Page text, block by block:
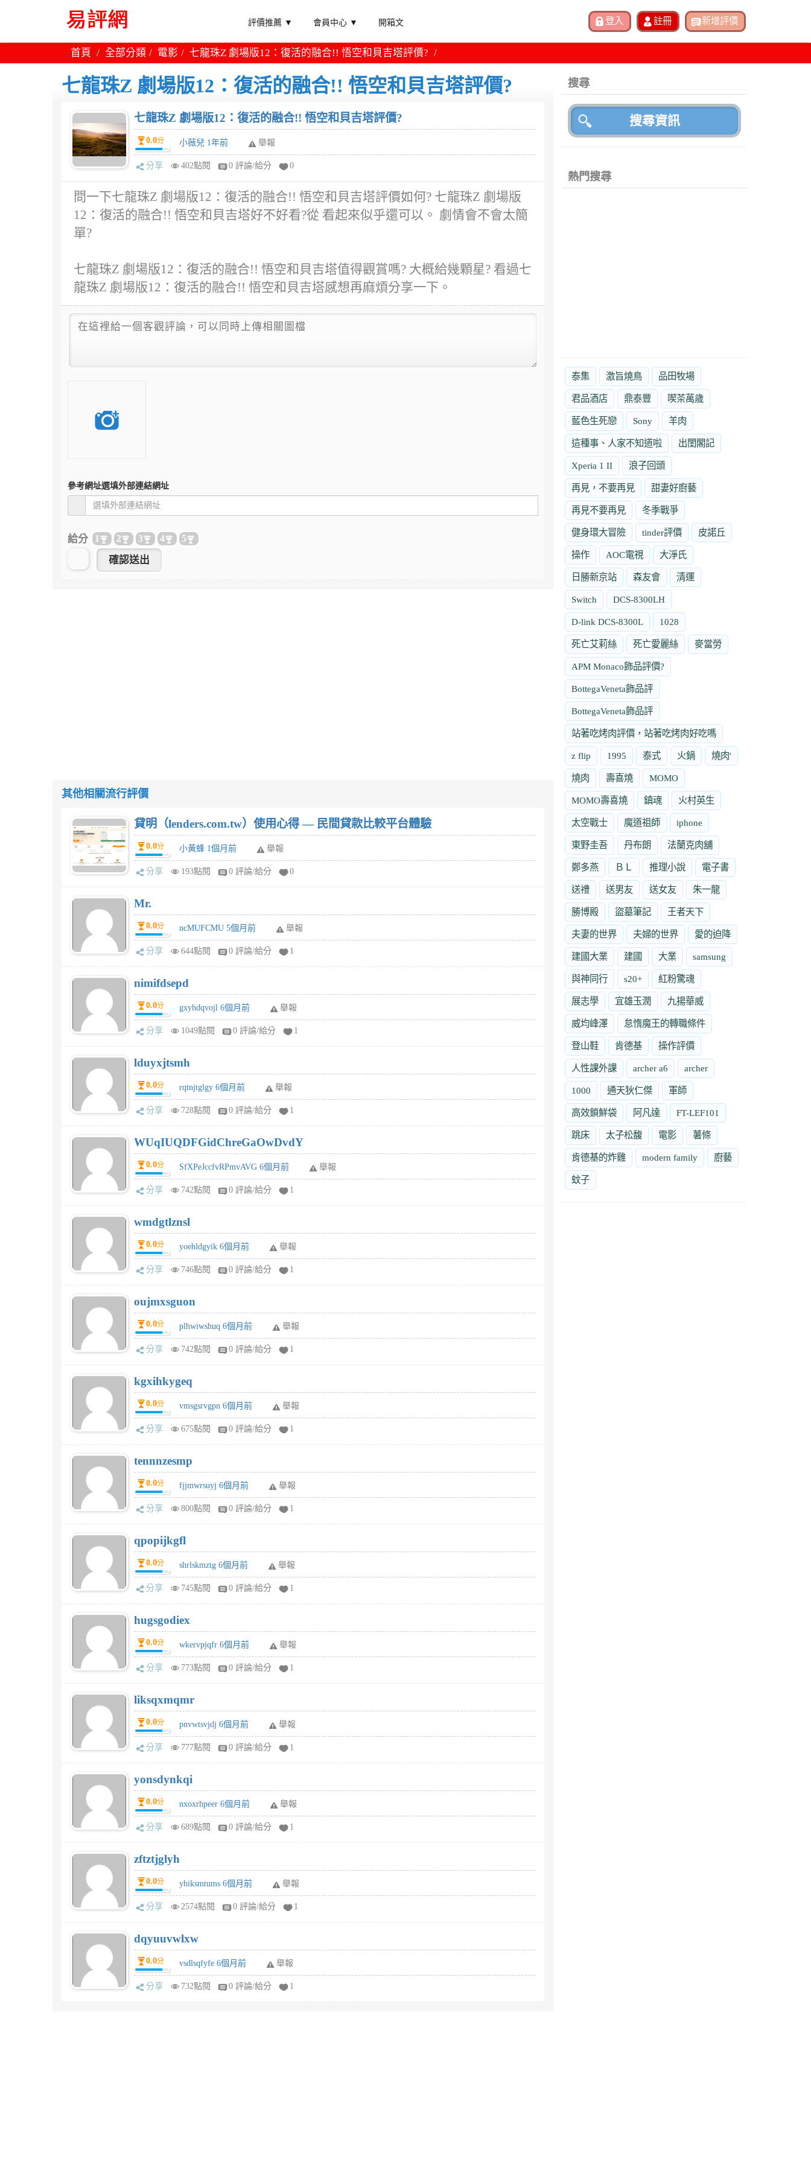
評價推薦 ▼ 會員中心 ▼ 開箱文
首頁 全部分類 電影 七龍珠Z 劇場版12：復活的融合!! 悟空和貝吉塔評價?
七龍珠Z 劇場版12：復活的融合!! 悟空和貝吉塔評價?
七龍珠Z 劇場版12：復活的融合!! 悟空和貝吉塔評價?
0.0分 小薇兒 1年前 舉報
分享 402點閱 0 評論/給分 0
問一下七龍珠Z 劇場版12：復活的融合!! 悟空和貝吉塔評價如何? 七龍珠Z 劇場版
12：復活的融合!! 悟空和貝吉塔好不好看?從 看起來似乎還可以。 劇情會不會太簡
單?
七龍珠Z 劇場版12：復活的融合!! 悟空和貝吉塔值得觀賞嗎? 大概給幾顆星? 看過七
龍珠Z 劇場版12：復活的融合!! 悟空和貝吉塔感想再麻煩分享一下。
參考網址選填外部連結網址
給分 1 2 3 4 5
其他相關流行評價
貸明（lenders.com.tw）使用心得 — 民間貸款比較平台體驗
0.0分 小黃蜂 1個月前 舉報
分享 193點閱 0 評論/給分 0
Mr.
0.0分 ncMUFCMU 5個月前 舉報
分享 644點閱 0 評論/給分 1
nimifdsepd
0.0分 gxyhdqvojl 6個月前 舉報
分享 1049點閱 0 評論/給分 1
lduyxjtsmh
0.0分 rqtnjtglgy 6個月前 舉報
分享 728點閱 0 評論/給分 1
WUqIUQDFGidChreGaOwDvdY
0.0分 SfXPeJccfvRPmvAVG 6個月前 舉報
分享 742點閱 0 評論/給分 1
wmdgtlznsl
0.0分 yoehldgyik 6個月前 舉報
分享 746點閱 0 評論/給分 1
oujmxsguon
0.0分 plhwiwshuq 6個月前 舉報
分享 742點閱 0 評論/給分 1
kgxihkygeq
0.0分 vmsgsrvgpn 6個月前 舉報
分享 675點閱 0 評論/給分 1
tennnzesmp
0.0分 fjjmwrsuyj 6個月前 舉報
分享 800點閱 0 評論/給分 1
qpopijkgfl
0.0分 shrlskmztg 6個月前 舉報
分享 745點閱 0 評論/給分 1
hugsgodiex
0.0分 wkervpjqfr 6個月前 舉報
分享 773點閱 0 評論/給分 1
liksqxmqmr
0.0分 pnvwtsvjdj 6個月前 舉報
分享 777點閱 0 評論/給分 1
yonsdynkqi
0.0分 nxoxrhpeer 6個月前 舉報
分享 689點閱 0 評論/給分 1
zftztjglyh
0.0分 yhiksmtums 6個月前 舉報
分享 2574點閱 0 評論/給分 1
dqyuuvwlxw
0.0分 vsdlsqfyfe 6個月前 舉報
分享 732點閱 0 評論/給分 1
搜尋
熱門搜尋
泰集 激旨燒鳥 品田牧場
君品酒店 鼎泰豐 喫茶萬歲
藍色生死戀 Sony 羊肉
這種事、人家不知道啦 出閨閣記
Xperia 1 II 浪子回頭
再見，不要再見 甜妻好廚藝
再見不要再見 冬季戰爭
健身環大冒險 tinder評價 皮諾丘
操作 AOC電視 大淨氏
日勝新京站 森友會 清運
Switch DCS-8300LH
D-link DCS-8300L 1028
死亡艾莉絲 死亡愛麗絲 麥當勞
APM Monaco飾品評價?
BottegaVeneta飾品評
BottegaVeneta飾品評
站著吃烤肉評價，站著吃烤肉好吃嗎
z flip 1995 泰式 火鍋 燒肉'
燒肉 壽喜燒 MOMO
MOMO壽喜燒 鎮魂 火村英生
太空戰士 魔道祖師 iphone
東野圭吾 丹布朗 法蘭克肉舖
鄭多燕 ＢＬ 推理小說 電子書
送禮 送男友 送女友 朱一龍
勝博殿 盜墓筆記 王者天下
夫妻的世界 夫婦的世界 愛的迫降
建國大業 建國 大業 samsung
與神同行 s20+ 紅粉驚魂
展志學 宜雄玉潤 九揚華威
威均峰澤 怠惰魔王的轉職條件
登山鞋 肯德基 操作評價
人性課外課 archer a6 archer
1000 通天狄仁傑 軍師
高效鎖鮮袋 阿凡達 FT-LEF101
跳床 太子松馥 電影 薯條
肯德基的炸雞 modern family 廚藝
蚊子